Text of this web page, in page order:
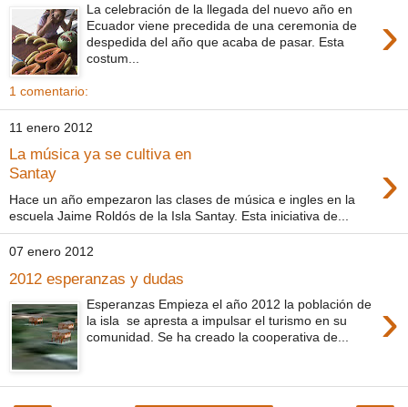
›
La celebración de la llegada del nuevo año en
Ecuador viene precedida de una ceremonia de
despedida del año que acaba de pasar. Esta
costum...
1 comentario:
11 enero 2012
La música ya se cultiva en
Santay
›
Hace un año empezaron las clases de música e ingles en la
escuela Jaime Roldós de la Isla Santay. Esta iniciativa de...
07 enero 2012
2012 esperanzas y dudas
›
Esperanzas Empieza el año 2012 la población de
la isla se apresta a impulsar el turismo en su
comunidad. Se ha creado la cooperativa de...